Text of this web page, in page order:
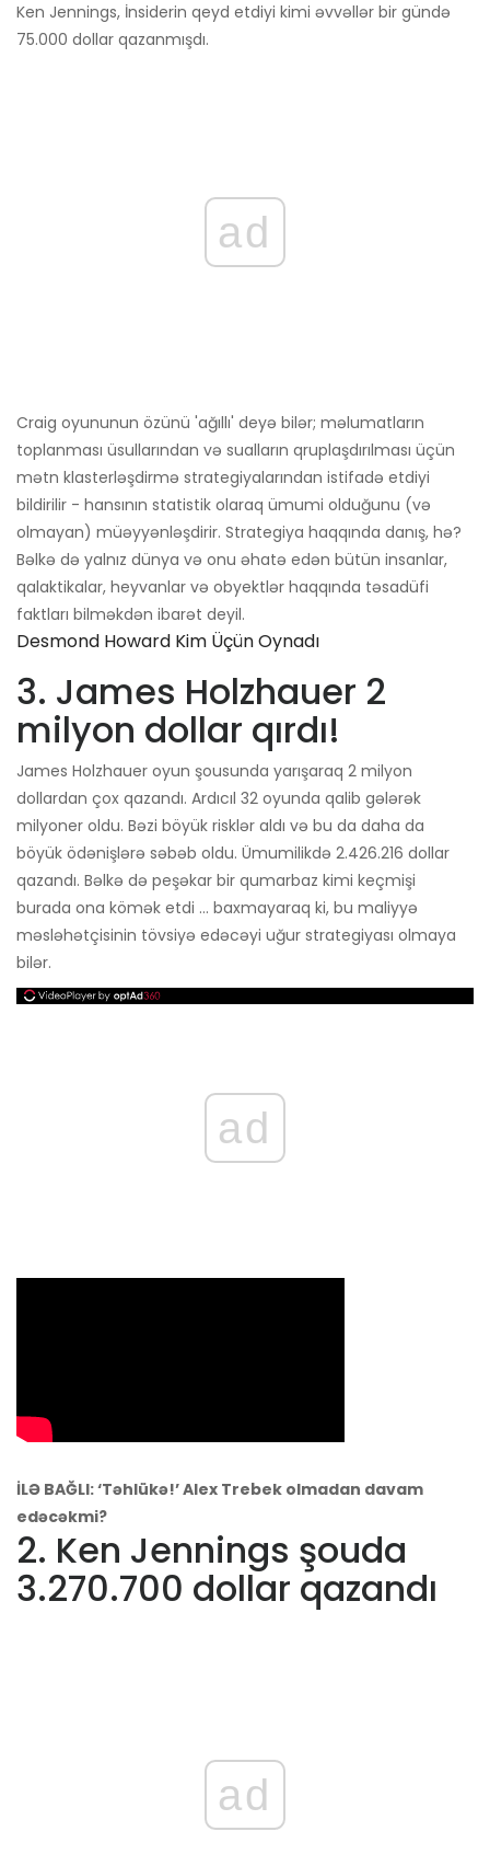
Ken Jennings, İnsiderin qeyd etdiyi kimi əvvəllər bir gündə
75.000 dollar qazanmışdı.
ad
Craig oyununun özünü 'ağıllı' deyə bilər; məlumatların
toplanması üsullarından və sualların qruplaşdırılması üçün
mətn klasterləşdirmə strategiyalarından istifadə etdiyi
bildirilir - hansının statistik olaraq ümumi olduğunu (və
olmayan) müəyyənləşdirir. Strategiya haqqında danış, hə?
Bəlkə də yalnız dünya və onu əhatə edən bütün insanlar,
qalaktikalar, heyvanlar və obyektlər haqqında təsadüfi
faktları bilməkdən ibarət deyil.
Desmond Howard Kim Üçün Oynadı
3. James Holzhauer 2
milyon dollar qırdı!
James Holzhauer oyun şousunda yarışaraq 2 milyon
dollardan çox qazandı. Ardıcıl 32 oyunda qalib gələrək
milyoner oldu. Bəzi böyük risklər aldı və bu da daha da
böyük ödənişlərə səbəb oldu. Ümumilikdə 2.426.216 dollar
qazandı. Bəlkə də peşəkar bir qumarbaz kimi keçmişi
burada ona kömək etdi ... baxmayaraq ki, bu maliyyə
məsləhətçisinin tövsiyə edəcəyi uğur strategiyası olmaya
bilər.
ad
İLƏ BAĞLI: ‘Təhlükə!’ Alex Trebek olmadan davam
edəcəkmi?
2. Ken Jennings şouda
3.270.700 dollar qazandı
ad